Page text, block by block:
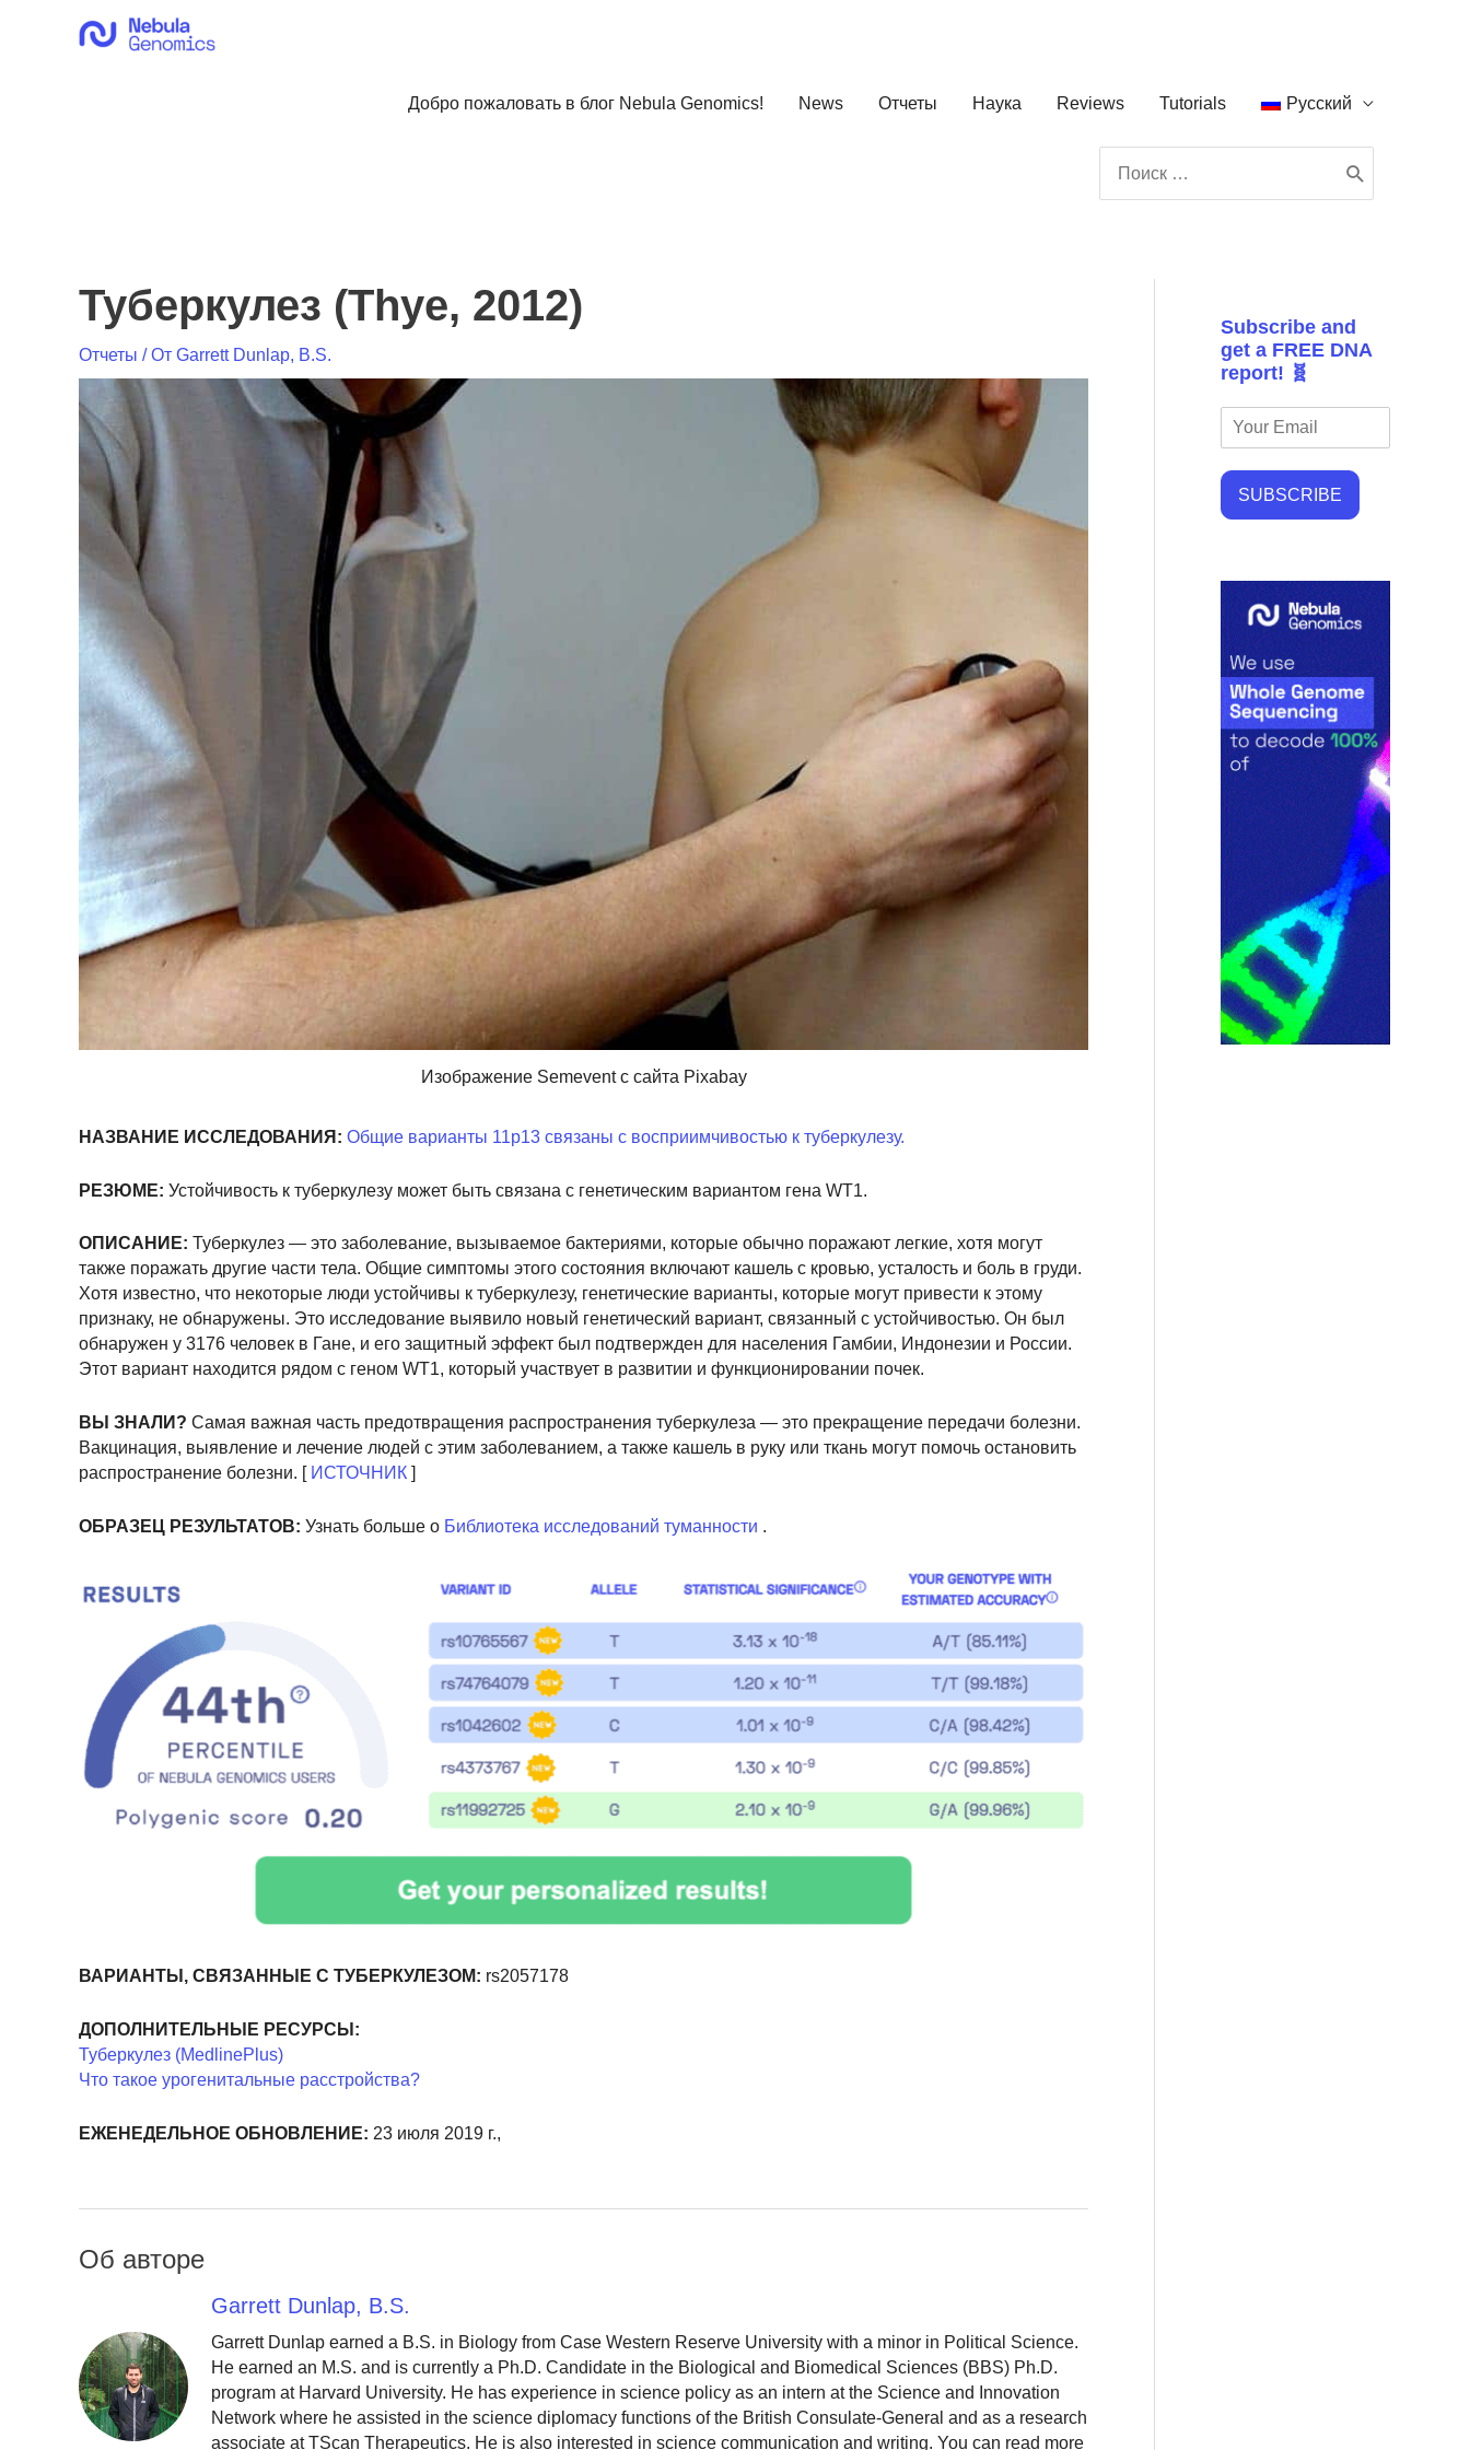
Добро пожаловать в блог Nebula Genomics! News Отчеты Наука Reviews Tutorials Русский
Туберкулез (Thye, 2012)
Отчеты / От Garrett Dunlap, B.S.
Изображение Semevent с сайта Pixabay
НАЗВАНИЕ ИССЛЕДОВАНИЯ: Общие варианты 11p13 связаны с восприимчивостью к туберкулезу.
РЕЗЮМЕ: Устойчивость к туберкулезу может быть связана с генетическим вариантом гена WT1.
ОПИСАНИЕ: Туберкулез — это заболевание, вызываемое бактериями, которые обычно поражают легкие, хотя могут
также поражать другие части тела. Общие симптомы этого состояния включают кашель с кровью, усталость и боль в груди.
Хотя известно, что некоторые люди устойчивы к туберкулезу, генетические варианты, которые могут привести к этому
признаку, не обнаружены. Это исследование выявило новый генетический вариант, связанный с устойчивостью. Он был
обнаружен у 3176 человек в Гане, и его защитный эффект был подтвержден для населения Гамбии, Индонезии и России.
Этот вариант находится рядом с геном WT1, который участвует в развитии и функционировании почек.
ВЫ ЗНАЛИ? Самая важная часть предотвращения распространения туберкулеза — это прекращение передачи болезни.
Вакцинация, выявление и лечение людей с этим заболеванием, а также кашель в руку или ткань могут помочь остановить
распространение болезни. [ИСТОЧНИК ]
ОБРАЗЕЦ РЕЗУЛЬТАТОВ: Узнать больше о Библиотека исследований туманности .
ВАРИАНТЫ, СВЯЗАННЫЕ С ТУБЕРКУЛЕЗОМ: rs2057178
ДОПОЛНИТЕЛЬНЫЕ РЕСУРСЫ:
Туберкулез (MedlinePlus)
Что такое урогенитальные расстройства?
ЕЖЕНЕДЕЛЬНОЕ ОБНОВЛЕНИЕ: 23 июля 2019 г.,
Об авторе
Garrett Dunlap, B.S.
Garrett Dunlap earned a B.S. in Biology from Case Western Reserve University with a minor in Political Science.
He earned an M.S. and is currently a Ph.D. Candidate in the Biological and Biomedical Sciences (BBS) Ph.D.
program at Harvard University. He has experience in science policy as an intern at the Science and Innovation
Network where he assisted in the science diplomacy functions of the British Consulate-General and as a research
associate at TScan Therapeutics. He is also interested in science communication and writing. You can read more
Subscribe and
get a FREE DNA
report! 🧬
SUBSCRIBE